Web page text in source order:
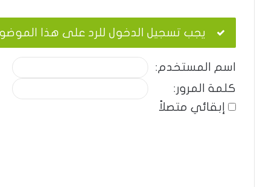
يجب تسجيل الدخول للرد على هذا
اسم المستخدم:
كلمة المرور:
إبقائي متصلاً